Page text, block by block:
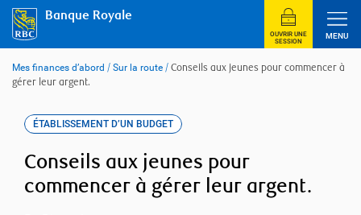
content
Banque Royale
OUVRIR UNE
SESSION
MENU
Mes finances d’abord / Sur la route / Conseils aux jeunes pour commencer à
gérer leur argent.
ÉTABLISSEMENT D’UN BUDGET
Conseils aux jeunes pour
commencer à gérer leur argent.